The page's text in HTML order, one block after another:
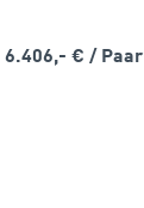
6.406,- €/ Paar